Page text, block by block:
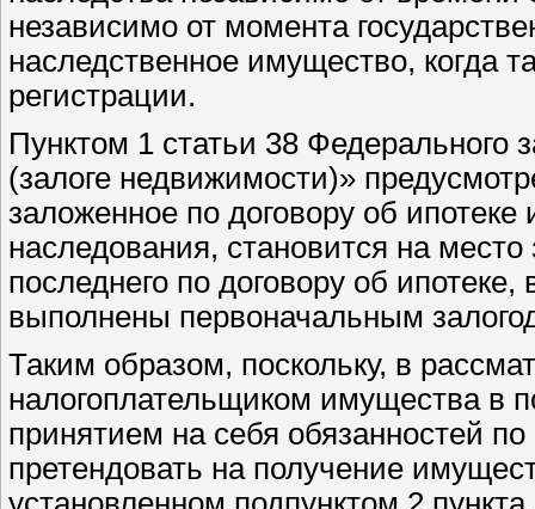
независимо от момента
наследственное имущество, когда
регистрации.
Пунктом 1 статьи 38
(залоге недвижимости)»
заложенное по договору об
наследования, становится на место
последнего по договору об
выполнены первоначальным
Таким образом, поскольку, в
налогоплательщиком имущества в
принятием на себя обязанностей
претендовать на получение